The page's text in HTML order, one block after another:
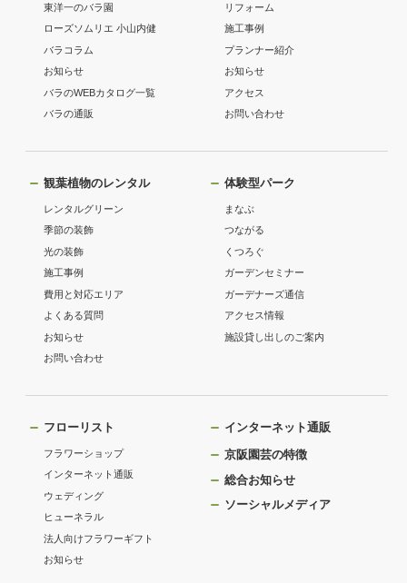
東洋一のバラ園
ローズソムリエ 小山内健
バラコラム
お知らせ
バラのWEBカタログ一覧
バラの通販
リフォーム
施工事例
プランナー紹介
お知らせ
アクセス
お問い合わせ
観葉植物のレンタル
レンタルグリーン
季節の装飾
光の装飾
施工事例
費用と対応エリア
よくある質問
お知らせ
お問い合わせ
体験型パーク
まなぶ
つながる
くつろぐ
ガーデンセミナー
ガーデナーズ通信
アクセス情報
施設貸し出しのご案内
フローリスト
フラワーショップ
インターネット通販
ウェディング
ヒューネラル
法人向けフラワーギフト
お知らせ
インターネット通販
京阪園芸の特徴
総合お知らせ
ソーシャルメディア